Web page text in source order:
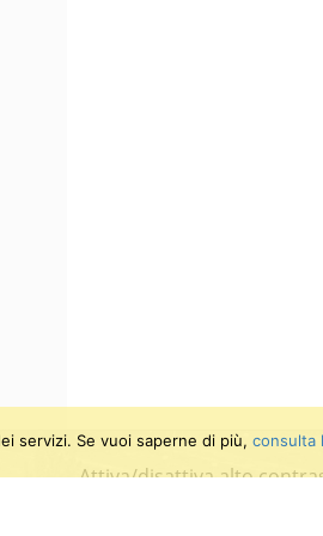
Attiva/disattiva alto
servizi. Se vuoi saperne di più, consulta